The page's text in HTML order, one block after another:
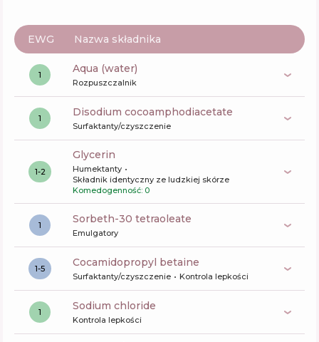
EWG Nazwa składnika
1 aqua (water)
Rozpuszczalnik
1 disodium cocoamphodiacetate
Surfaktanty/czyszczenie
1-2
glycerin
Humektanty
Składnik identyczny ze ludzkiej skórze
Komedogenność: 0
1 sorbeth-30 tetraoleate
Emulgatory
1-5 cocamidopropyl betaine
Surfaktanty/czyszczenie Kontrola lepkości
1 sodium chloride
Kontrola lepkości